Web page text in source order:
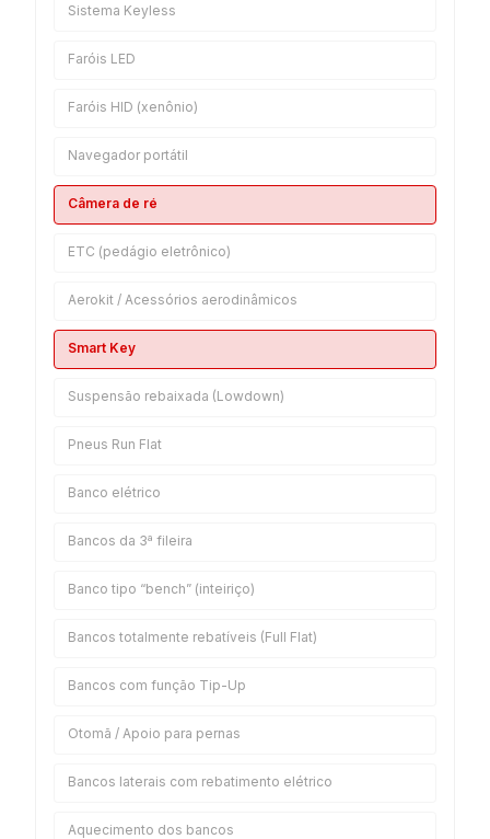
Sistema Keyless
Faróis LED
Faróis HID (xenônio)
Navegador portátil
Câmera de ré
ETC (pedágio eletrônico)
Aerokit / Acessórios aerodinâmicos
Smart Key
Suspensão rebaixada (Lowdown)
Pneus Run Flat
Banco elétrico
Bancos da 3ª fileira
Banco tipo “bench” (inteiriço)
Bancos totalmente rebatíveis (Full Flat)
Bancos com função Tip-Up
Otomã / Apoio para pernas
Bancos laterais com rebatimento elétrico
Aquecimento dos bancos